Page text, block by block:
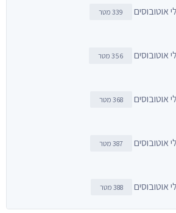
339 מטר
356 מטר
368 מטר
387 מטר
388 מטר